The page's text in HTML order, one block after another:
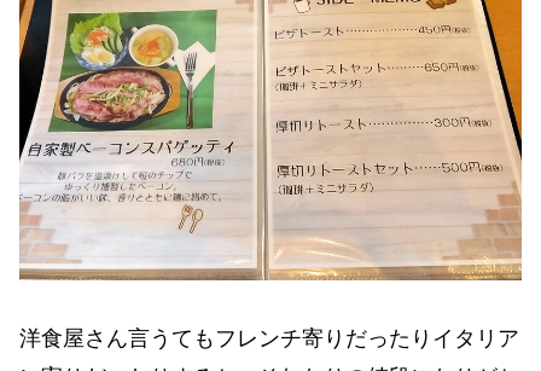
洋食屋さん言うてもフレンチ寄りだったりイタリア